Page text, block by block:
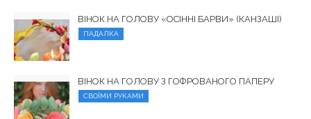
ВІНОК НА ГОЛОВУ «ОСІННІ БАРВИ» (КАНЗАШІ)
ПАДАЛКА
ВІНОК НА ГОЛОВУ З ГОФРОВАНОГО ПАПЕРУ
СВОЇМИ РУКАМИ